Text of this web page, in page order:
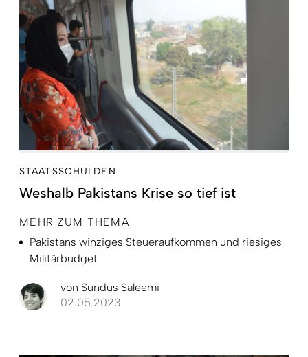
STAATSSCHULDEN
Weshalb Pakistans Krise so tief ist
MEHR ZUM THEMA
Pakistans winziges Steueraufkommen und riesiges
Militärbudget
von Sundus Saleemi
02.05.2023